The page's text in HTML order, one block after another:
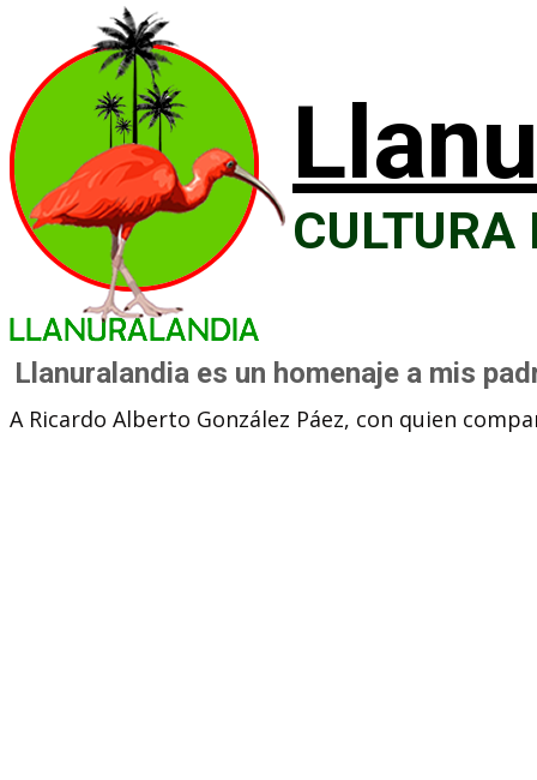
Llanuralandia es un homenaje a mis
A Ricardo Alberto González Páez, con quien